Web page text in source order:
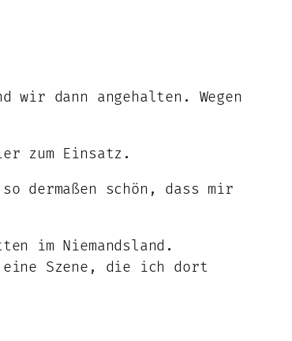
wir dann angehalten. Wegen
zum Einsatz.
dermaßen schön, dass mir
im Niemandsland.
Szene, die ich dort